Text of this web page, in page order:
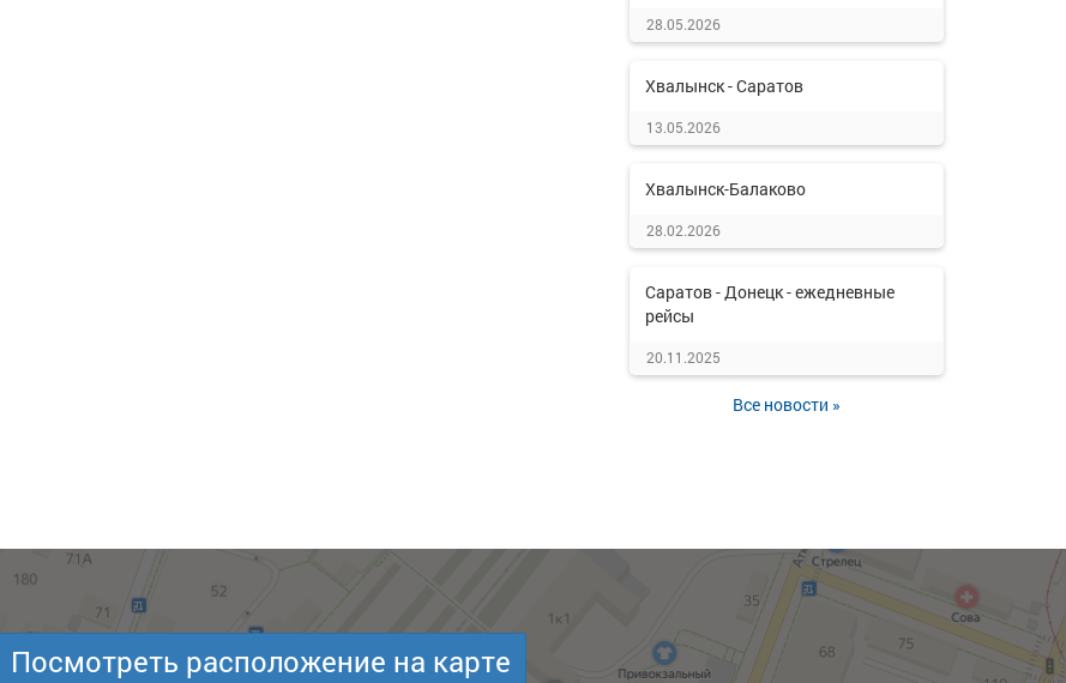
28.05.2026
Хвалынск - Саратов
13.05.2026
Хвалынск-Балаково
28.02.2026
Саратов - Донецк - ежедневные
рейсы
20.11.2025
Все новости »
Посмотреть расположение на карте